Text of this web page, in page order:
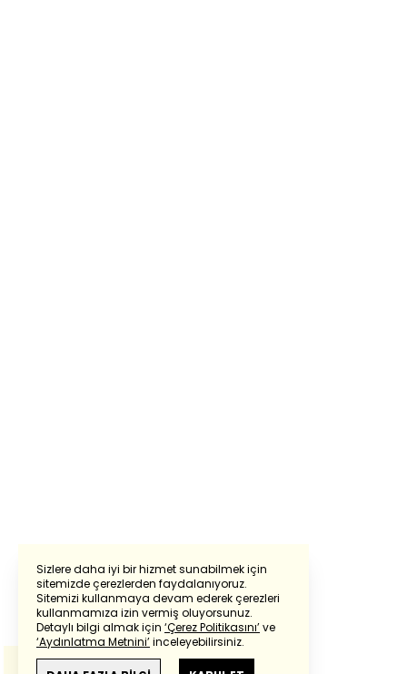
Sizlere daha iyi bir hizmet sunabilmek için
sitemizde çerezlerden faydalanıyoruz.
Sitemizi kullanmaya devam ederek çerezleri
kullanmamıza izin vermiş oluyorsunuz.
Detaylı bilgi almak için ‘Çerez Politikasını’ve
‘Aydınlatma Metnini’inceleyebilirsiniz.
Powered by Translate
Bu çevirideGoogle Transletekullanılmıştır.